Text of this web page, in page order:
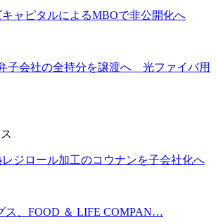
ャピタルによるMBOで非公開化へ
子会社の全持分を譲渡へ 光ファイバ用
ジロール加工のコウナンを子会社化へ
ス、FOOD ＆ LIFE COMPAN…